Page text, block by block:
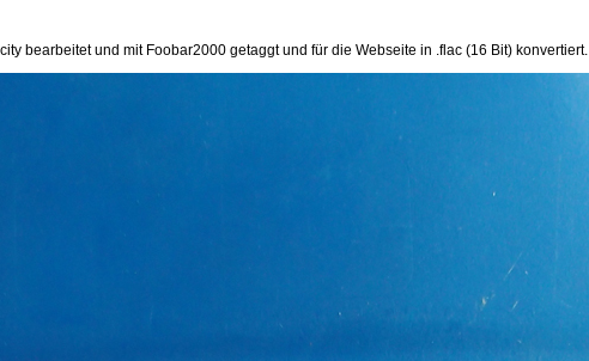
bearbeitet und mit Foobar2000 getaggt und für die Webseite in .flac (16 Bit) konvertiert.